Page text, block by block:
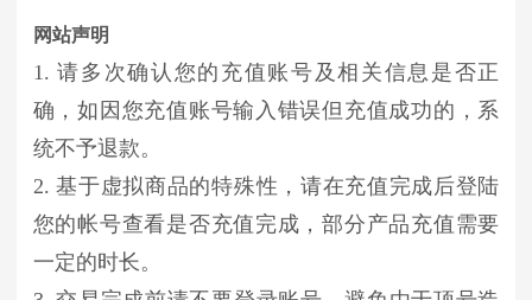
网站声明
1. 请多次确认您的充值账号及相关信息是否正
确，如因您充值账号输入错误但充值成功的，系
统不予退款。
2. 基于虚拟商品的特殊性，请在充值完成后登陆
您的帐号查看是否充值完成，部分产品充值需要
一定的时长。